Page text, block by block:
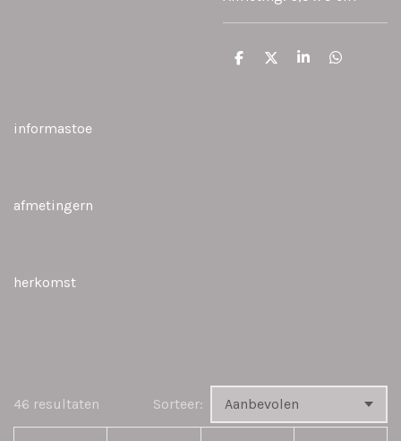
D
D
S
D
informastoe
afmetingern
herkomst
46 resultaten Sorteer: